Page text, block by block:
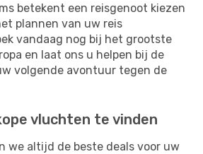
betekent een reisgenoot kiezen
plannen van uw reis
vandaag nog bij het grootste
en laat ons u helpen bij de
volgende avontuur tegen de
vluchten te vinden
we altijd de beste deals voor uw